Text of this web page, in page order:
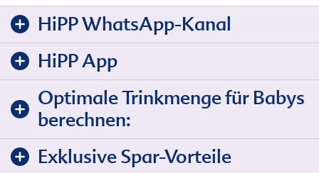
HiPP WhatsApp-Kanal
HiPP App
Optimale Trinkmenge für Babys
berechnen:
Exklusive Spar-Vorteile